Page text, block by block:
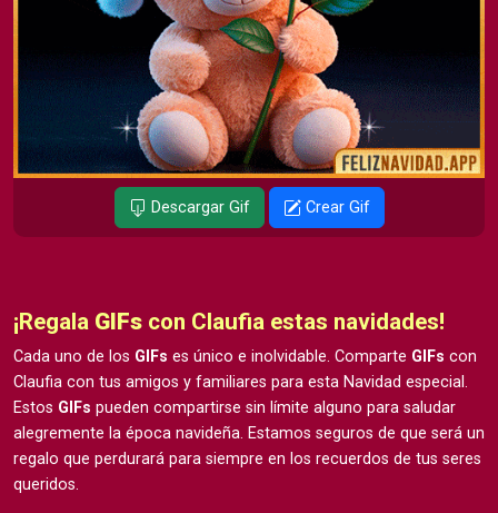
Descargar Gif Crear Gif
¡Regala GIFs con Claufia estas navidades!
Cada uno de los GIFs es único e inolvidable. Comparte GIFs con
Claufia con tus amigos y familiares para esta Navidad especial.
Estos GIFs pueden compartirse sin límite alguno para saludar
alegremente la época navideña. Estamos seguros de que será un
regalo que perdurará para siempre en los recuerdos de tus seres
queridos.